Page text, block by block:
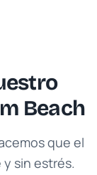
Beach
que el
sin estrés.